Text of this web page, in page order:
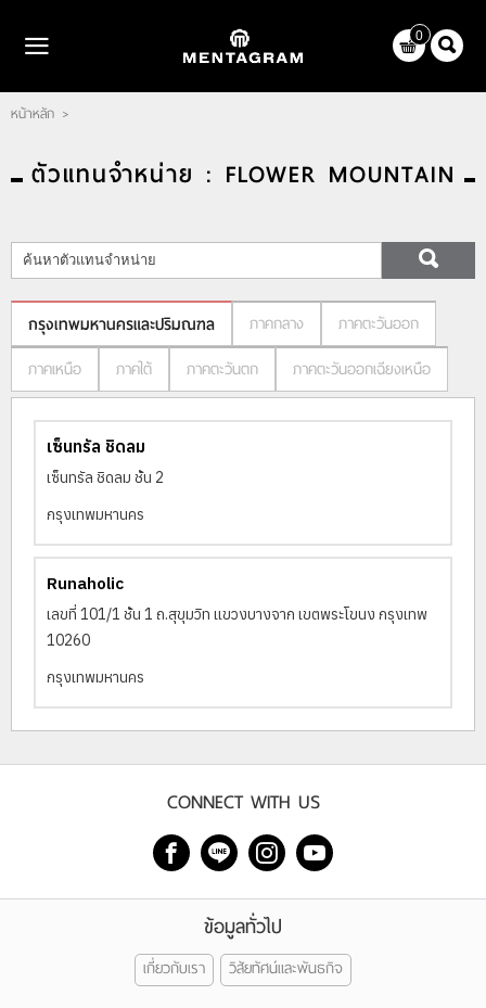
ไทย
หน้าหลัก
ตัวแทนจำหน่าย
เกี่ยวกับเรา
ติดต่อเรา
0
หน้าหลัก >
ตัวแทนจำหน่าย : FLOWER MOUNTAIN
กรุงเทพมหานครและปริมณฑล ภาคกลาง
ภาคตะวันออก
ภาคเหนือ
ภาคใต้ ภาคตะวันตก ภาคตะวันออกเฉียงเหนือ
เซ็นทรัล ชิดลม
เซ็นทรัล ชิดลม ชั้น 2
กรุงเทพมหานคร
Runaholic
เลขที่ 101/1 ชั้น 1 ถ.สุขุมวิท แขวงบางจาก เขตพระโขนง กรุงเทพ
10260
กรุงเทพมหานคร
CONNECT WITH US
ข้อมูลทั่วไป
เกี่ยวกับเรา วิสัยทัศน์และพันธกิจ